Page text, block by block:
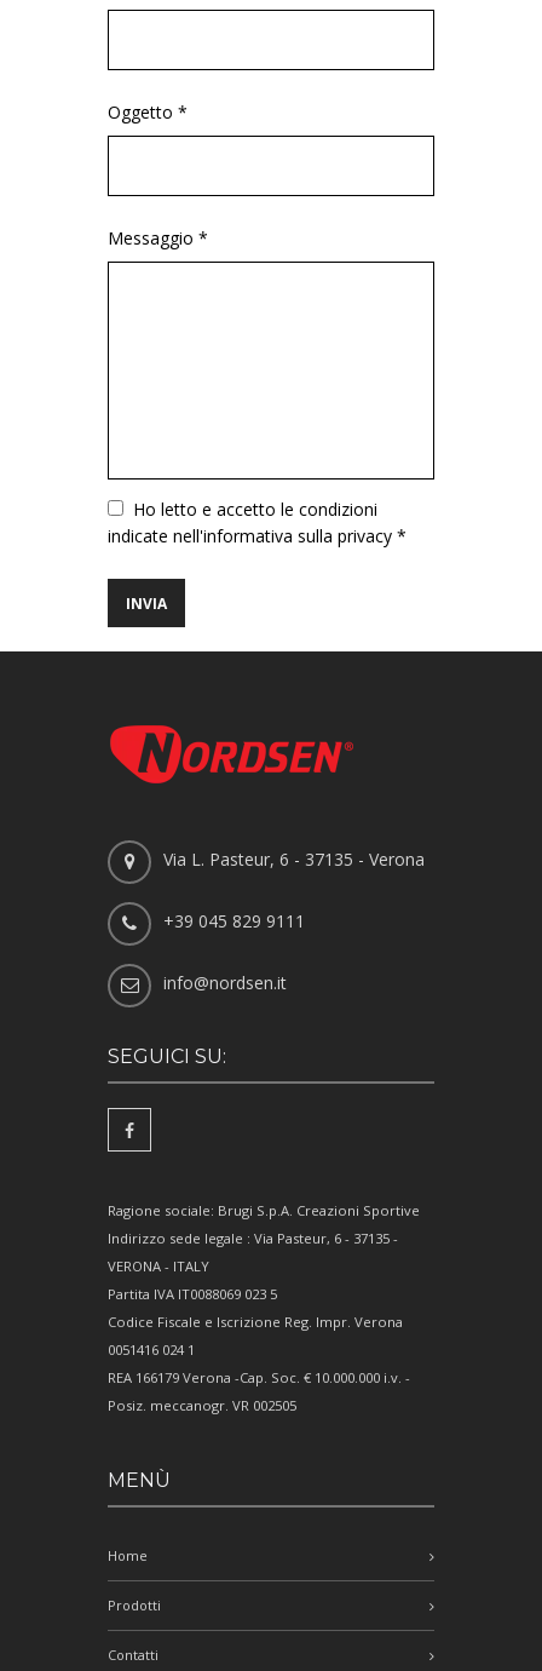
Oggetto *
Messaggio *
VuotoHo letto e accetto le condizioni
indicate nell'informativa sulla privacy *
Via L. Pasteur, 6 - 37135 - Verona
+39 045 829 9111
info@nordsen.it
SEGUICI SU:
Ragione sociale: Brugi S.p.A. Creazioni Sportive
Indirizzo sede legale : Via Pasteur, 6 - 37135 -
VERONA - ITALY
Partita IVA IT0088069 023 5
Codice Fiscale e Iscrizione Reg. Impr. Verona
0051416 024 1
REA 166179 Verona -Cap. Soc. € 10.000.000 i.v. -
Posiz. meccanogr. VR 002505
MENÙ
Home
Prodotti
Contatti